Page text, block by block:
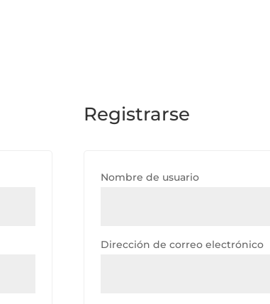
Registrarse
Nombre de usuario
Dirección de correo electrónico